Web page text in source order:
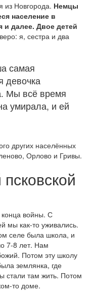
из Новгорода. Немцы
население в
и далее. Двое детей
я, сестра и два
самая
девочка
Мы всё время
умирала, и ей
других населённых
Орлово и Гривы.
войны. С
мы как-то уживались.
селе была школа, и
7-8 лет. Нам
Потом эту школу
землянка, где
стали там жить. Потом
то доме.